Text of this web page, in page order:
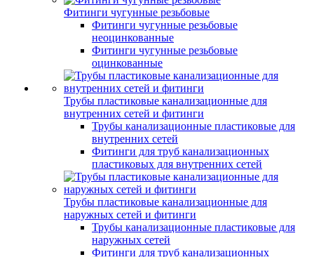
Фитинги чугунные резьбовые
Фитинги чугунные резьбовые
неоцинкованные
Фитинги чугунные резьбовые
оцинкованные
Трубы пластиковые канализационные для
внутренних сетей и фитинги
Трубы канализационные пластиковые для
внутренних сетей
Фитинги для труб канализационных
пластиковых для внутренних сетей
Трубы пластиковые канализационные для
наружных сетей и фитинги
Трубы канализационные пластиковые для
наружных сетей
Фитинги для труб канализационных